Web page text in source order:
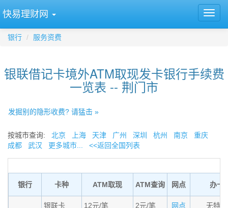
快易理财网
银行 服务资费
银联借记卡境外ATM取现发卡银行手续费
一览表 -- 荆门市
发掘别的隐形收费? 请猛击 »
按城市查询: 北京 上海 天津 广州 深圳 杭州 南京
重庆
成都
武汉 更多城市... <<返回全国列表
银行 卡种 ATM取现 ATM查询 网点 办卡
银联卡 12元/笔 2元/笔 网点 无特